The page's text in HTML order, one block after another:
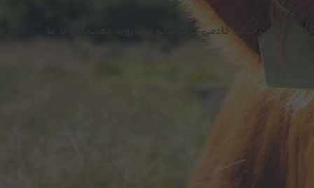
محصولات نیکوآکادمی نیکو